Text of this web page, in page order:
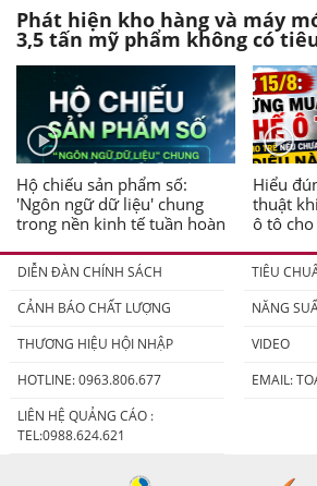
Phát hiện kho hàng và máy
3,5 tấn mỹ phẩm không có
Hộ chiếu sản phẩm số:
'Ngôn ngữ dữ liệu' chung
trong nền kinh tế tuần hoàn
Hiểu
thuật
ô tô
DIỄN ĐÀN CHÍNH SÁCH
TIÊU
CẢNH BÁO CHẤT LƯỢNG
NĂNG
THƯƠNG HIỆU HỘI NHẬP
VIDEO
HOTLINE: 0963.806.677
EMAIL:
LIÊN HỆ QUẢNG CÁO :
TEL:0988.624.621